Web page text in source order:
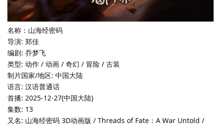
名称：山海经密码
导演: 郑佳
编剧: 乔梦飞
类型: 动作 / 动画 / 奇幻 / 冒险 / 古装
制片国家/地区: 中国大陆
语言: 汉语普通话
首播: 2025-12-27(中国大陆)
集数: 13
又名: 山海经密码 3D动画版 / Threads of Fate：A War Untold /